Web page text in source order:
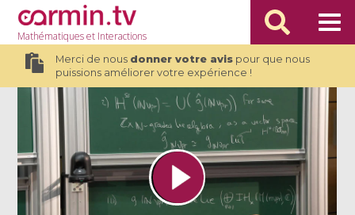
Mathématiqueset Interactions
Merci de nous donner votre avispour que nous
puissions améliorer votre expérience !